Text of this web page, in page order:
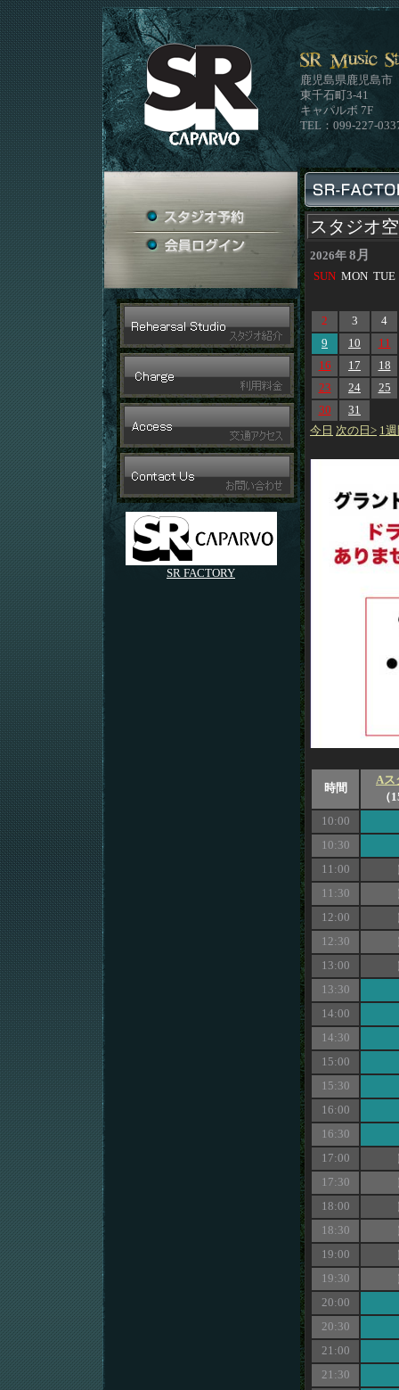
SR FACTORY
鹿児島県鹿児島市
東千石町3-41
キャパルボ 7F
TEL：099-227-
スタジオ
2026年 8月
SUN MON TUE
2 3
4
9
10
11
16
17
18
23
24
25
30
31
今日 次の日> 1
時間
Aス
（
10:00
10:30
11:00
11:30
12:00
12:30
13:00
13:30
14:00
14:30
15:00
15:30
16:00
16:30
17:00
17:30
18:00
18:30
19:00
19:30
20:00
20:30
21:00
21:30